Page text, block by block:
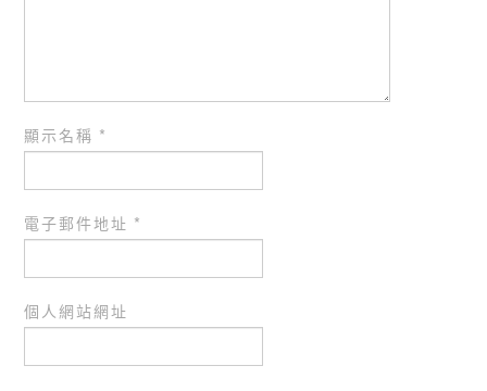
顯示名稱 *
電子郵件地址 *
個人網站網址